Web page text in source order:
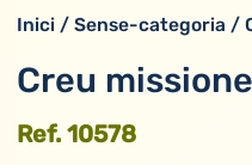
Inici /Sense-categoria /
Creu
Ref. 10578